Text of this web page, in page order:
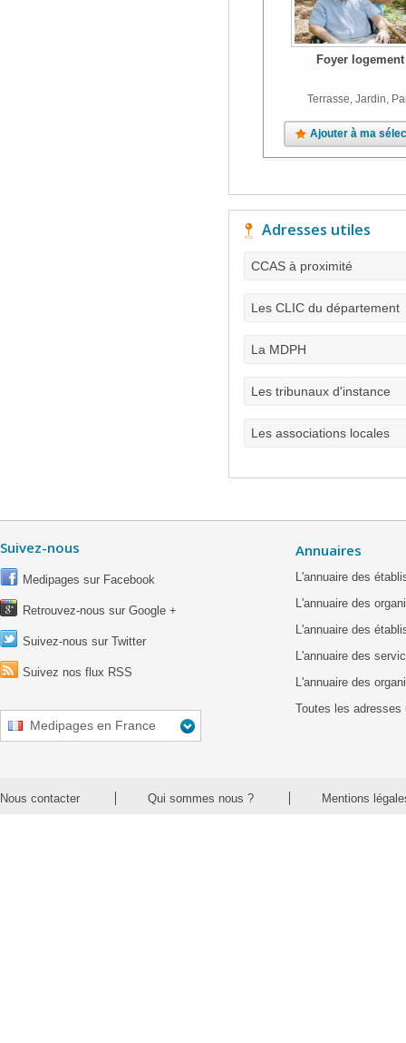
Foyer logement
Terrasse, Jardin,
Ajouter à ma
Adresses utiles
CCAS à proximité
Les CLIC du département
La MDPH
Les tribunaux d'instance
Les associations locales
Suivez-nous
Medipages sur Facebook
Retrouvez-nous sur Google +
Suivez-nous sur Twitter
Suivez nos flux RSS
Medipages en France
Annuaires
L'annuaire des
L'annuaire des
L'annuaire des
L'annuaire des
L'annuaire des
Toutes les adresses
Nous contacter Qui sommes nous ? Mentions